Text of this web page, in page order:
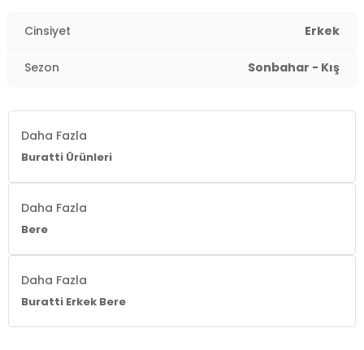
Cinsiyet Erkek
Sezon Sonbahar - Kış
Daha Fazla
Buratti Ürünleri
Daha Fazla
Bere
Daha Fazla
Buratti Erkek Bere